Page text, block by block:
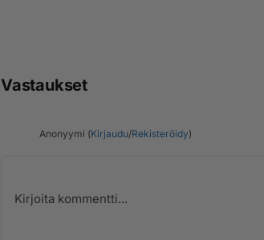
Vastaukset
Anonyymi (Kirjaudu/Rekisteröidy)